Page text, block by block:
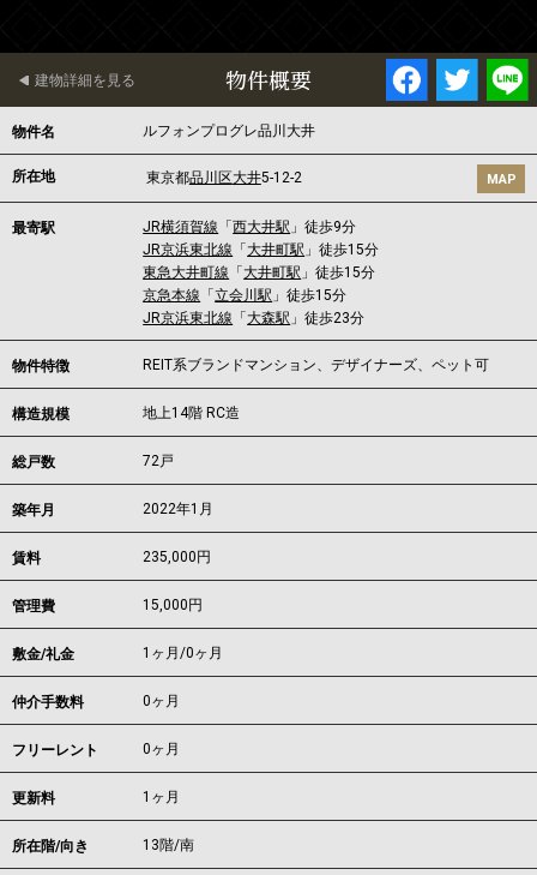
物件概要
建物詳細を見る
物件名 ルフォンプログレ品川大井
所在地 東京都品川区大井5-12-2 MAP
最寄駅 JR横須賀線 「西大井駅 」徒歩9分
JR京浜東北線 「 大井町駅 」徒歩15分
東急大井町線 「 大井町駅 」徒歩15分
京急本線 「立会川駅 」徒歩15分
JR京浜東北線 「 大森駅 」徒歩23分
物件特徴 REIT系ブランドマンション、デザイナーズ、ペット可
構造規模 地上14階 RC造
総戸数 72戸
築年月 2022年1月
賃料 235,000 円
管理費 15,000円
敷金/礼金 1ヶ月/0ヶ月
仲介手数料 0ヶ月
フリーレント 0ヶ月
更新料 1ヶ月
所在階/向き 13階/南